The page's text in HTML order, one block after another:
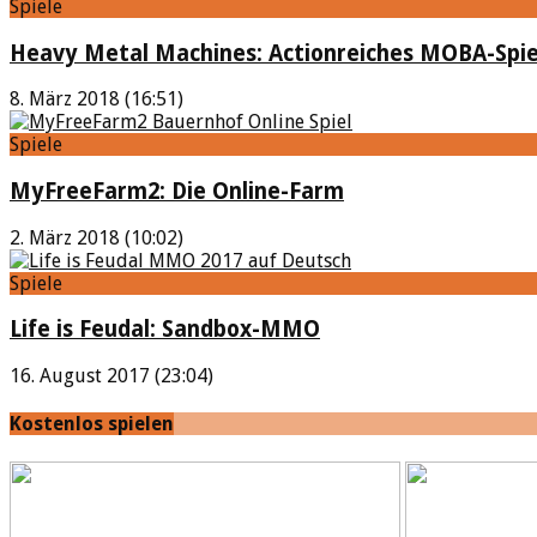
Spiele
Heavy Metal Machines: Actionreiches MOBA-
8. März 2018 (16:51)
Spiele
MyFreeFarm2: Die Online-Farm
2. März 2018 (10:02)
Spiele
Life is Feudal: Sandbox-MMO
16. August 2017 (23:04)
Kostenlos spielen